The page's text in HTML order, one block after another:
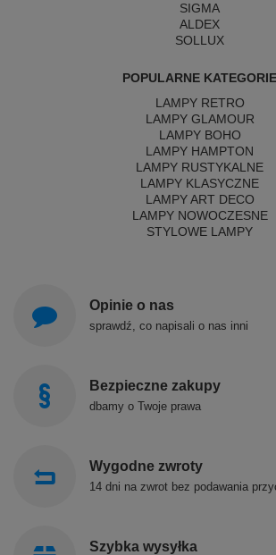
SIGMA
ALDEX
SOLLUX
POPULARNE KATEGORIE
LAMPY RETRO
LAMPY GLAMOUR
LAMPY BOHO
LAMPY HAMPTON
LAMPY RUSTYKALNE
LAMPY KLASYCZNE
LAMPY ART DECO
LAMPY NOWOCZESNE
STYLOWE LAMPY
Opinie o nas
sprawdź, co napisali o nas inni
Bezpieczne zakupy
dbamy o Twoje prawa
Wygodne zwroty
14 dni na zwrot bez podawania
Szybka wysyłka